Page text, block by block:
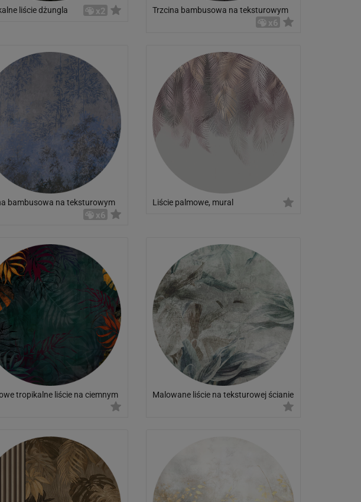
liście dżungla x2
Trzcina bambusowa na teksturowym
x6
bambusowa na teksturowym
x6
Liście palmowe, mural
tropikalne liście na ciemnym
Malowane liście na teksturowej ścianie